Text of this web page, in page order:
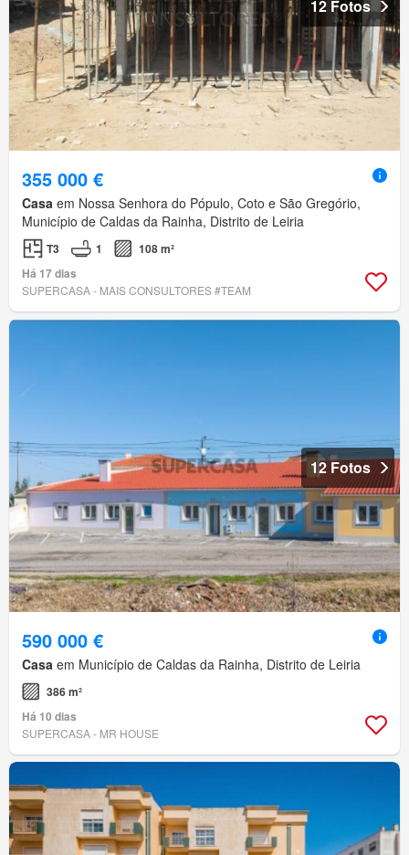
12 Fotos
355 000 €
Casa em Nossa Senhora do Pópulo, Coto e São Gregório,
Município de Caldas da Rainha, Distrito de Leiria
T3 1
108 m²
Há 17 dias
SUPERCASA - MAIS CONSULTORES #TEAM
12 Fotos
590 000 €
Casa em Município de Caldas da Rainha, Distrito de Leiria
386 m²
Há 10 dias
SUPERCASA - MR HOUSE